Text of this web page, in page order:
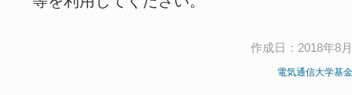
作成日：2018年8
電気通信大学基